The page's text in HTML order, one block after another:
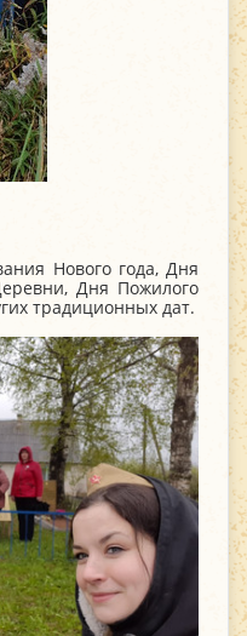
Нового года, Дня
Дня Пожилого
традиционных дат.